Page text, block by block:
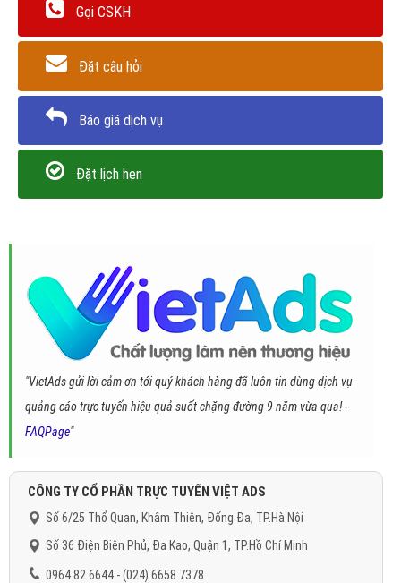
Gọi CSKH
Đặt câu hỏi
Báo giá dịch vụ
Đặt lịch hẹn
"VietAds gửi lời cảm ơn tới quý khách hàng đã luôn tin dùng dịch vụ
quảng cáo trực tuyến hiệu quả suốt chặng đường 9 năm vừa qua! -
FAQPage"
CÔNG TY CỔ PHẦN TRỰC TUYẾN VIỆT ADS
Số 6/25 Thổ Quan, Khâm Thiên, Đống Đa, TP.Hà Nội
Số 36 Điện Biên Phủ, Đa Kao, Quận 1, TP.Hồ Chí Minh
0964 82 6644 - (024) 6658 7378